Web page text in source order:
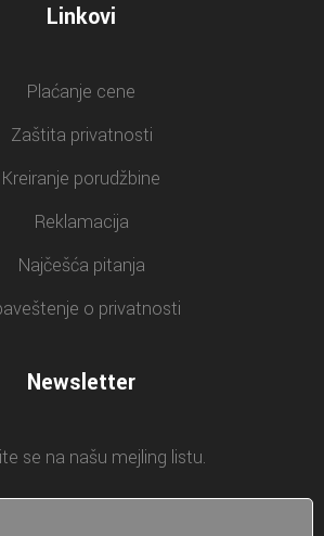
Linkovi
Plaćanje cene
Zaštita privatnosti
Kreiranje porudžbine
Reklamacija
Najčešća pitanja
o privatnosti
Newsletter
se na našu mejling listu.